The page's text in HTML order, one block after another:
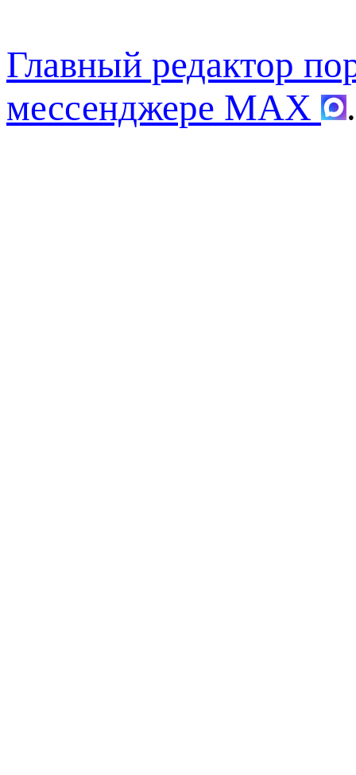
Главный редактор
мессенджере MAX
.